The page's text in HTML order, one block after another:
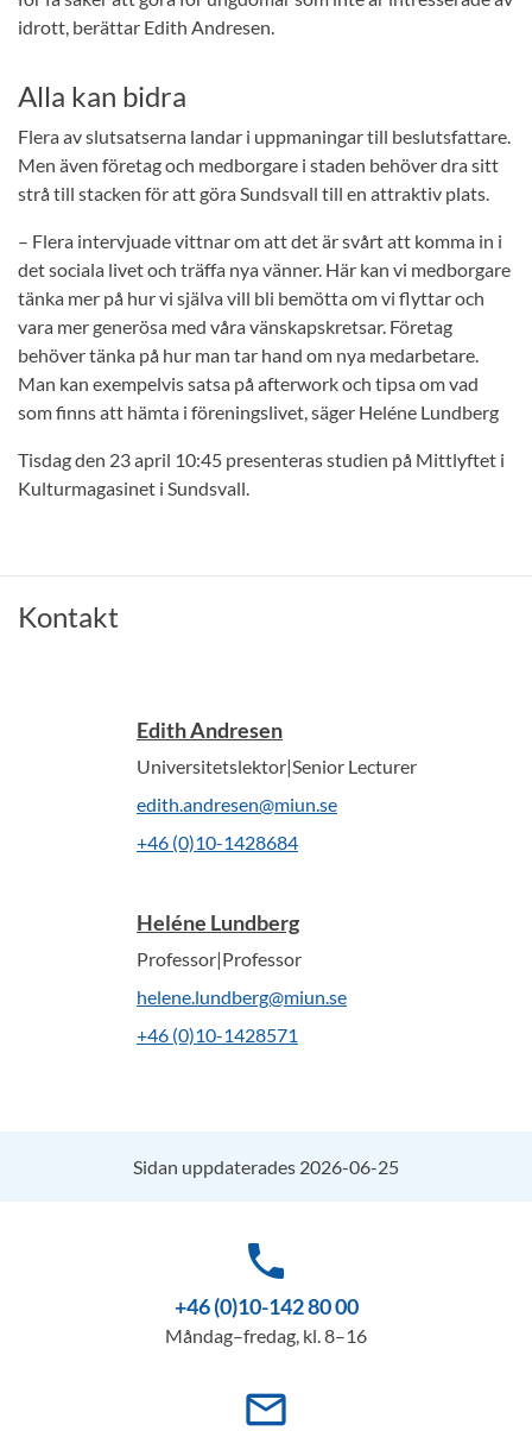
idrott, berättar Edith Andresen.
Alla kan bidra
Flera av slutsatserna landar i uppmaningar till beslutsfattare.
Men även företag och medborgare i staden behöver dra sitt
strå till stacken för att göra Sundsvall till en attraktiv plats.
– Flera intervjuade vittnar om att det är svårt att komma in i
det sociala livet och träffa nya vänner. Här kan vi medborgare
tänka mer på hur vi själva vill bli bemötta om vi flyttar och
vara mer generösa med våra vänskapskretsar. Företag
behöver tänka på hur man tar hand om nya medarbetare.
Man kan exempelvis satsa på afterwork och tipsa om vad
som finns att hämta i föreningslivet, säger Heléne Lundberg
Tisdag den 23 april 10:45 presenteras studien på Mittlyftet i
Kulturmagasinet i Sundsvall.
Kontakt
Edith Andresen
Universitetslektor|Senior Lecturer
edith.andresen@miun.se
+46 (0)10-1428684
Heléne Lundberg
Professor|Professor
helene.lundberg@miun.se
+46 (0)10-1428571
Sidan uppdaterades 2026-06-25
phone
+46 (0)10-142 80 00
Måndag–fredag, kl. 8–16
mail_outline